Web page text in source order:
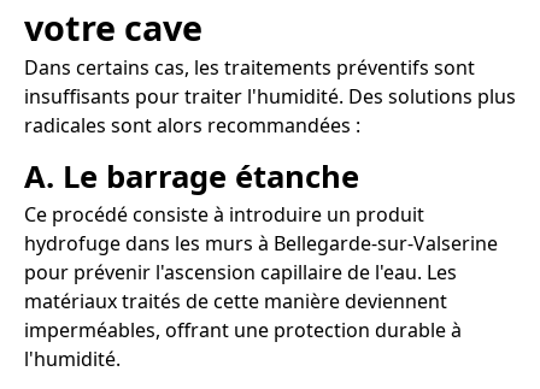
votre cave
Dans certains cas, les traitements préventifs sont
insuffisants pour traiter l'humidité. Des solutions plus
radicales sont alors recommandées :
A. Le barrage étanche
Ce procédé consiste à introduire un produit
hydrofuge dans les murs à Bellegarde-sur-Valserine
pour prévenir l'ascension capillaire de l'eau. Les
matériaux traités de cette manière deviennent
imperméables, offrant une protection durable à
l'humidité.